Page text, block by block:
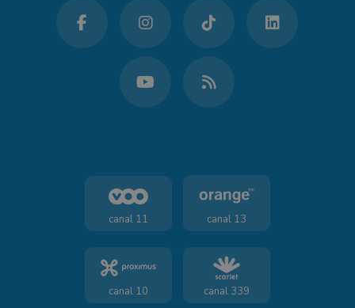
canal 11 canal 13
canal 10 canal 339